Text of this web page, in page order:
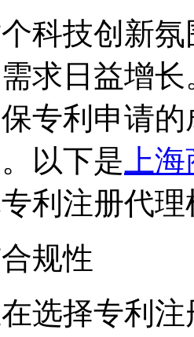
科技创新
求日益增
专利申请
以下是 上
利注册代
规性
选择专利